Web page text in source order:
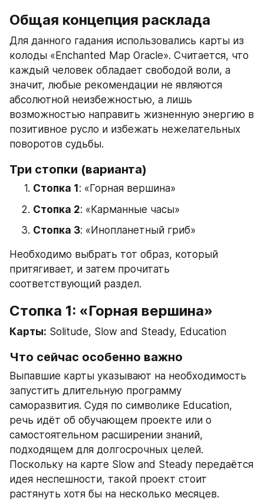
Общая концепция расклада
Для данного гадания использовались карты из
колоды «Enchanted Map Oracle». Считается, что
каждый человек обладает свободой воли, а
значит, любые рекомендации не являются
абсолютной неизбежностью, а лишь
возможностью направить жизненную энергию в
позитивное русло и избежать нежелательных
поворотов судьбы.
Три стопки (варианта)
Стопка 1 : «Горная вершина»
Стопка 2: «Карманные часы»
Стопка 3: «Инопланетный гриб»
Необходимо выбрать тот образ, который
притягивает, и затем прочитать
соответствующий раздел.
Стопка 1: «Горная вершина»
Карты: Solitude, Slow and Steady, Education
Что сейчас особенно важно
Выпавшие карты указывают на необходимость
запустить длительную программу
саморазвития. Судя по символике Education,
речь идёт об обучающем проекте или о
самостоятельном расширении знаний,
подходящем для долгосрочных целей.
Поскольку на карте Slow and Steady передаётся
идея неспешности, такой проект стоит
растянуть хотя бы на несколько месяцев.